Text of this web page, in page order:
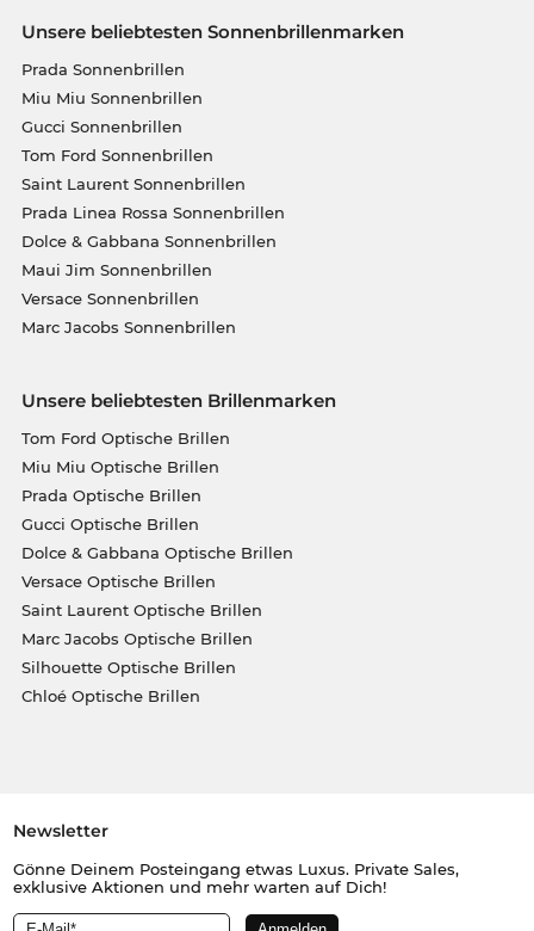
Unsere beliebtesten Sonnenbrillenmarken
Prada Sonnenbrillen
Miu Miu Sonnenbrillen
Gucci Sonnenbrillen
Tom Ford Sonnenbrillen
Saint Laurent Sonnenbrillen
Prada Linea Rossa Sonnenbrillen
Dolce & Gabbana Sonnenbrillen
Maui Jim Sonnenbrillen
Versace Sonnenbrillen
Marc Jacobs Sonnenbrillen
Unsere beliebtesten Brillenmarken
Tom Ford Optische Brillen
Miu Miu Optische Brillen
Prada Optische Brillen
Gucci Optische Brillen
Dolce & Gabbana Optische Brillen
Versace Optische Brillen
Saint Laurent Optische Brillen
Marc Jacobs Optische Brillen
Silhouette Optische Brillen
Chloé Optische Brillen
Newsletter
Gönne Deinem Posteingang etwas Luxus. Private Sales,
exklusive Aktionen und mehr warten auf Dich!